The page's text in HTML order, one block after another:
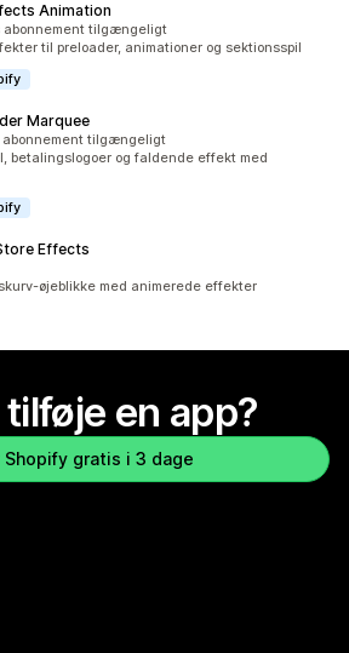
Animation
alt
abonnement tilgængeligt
til preloader, animationer og sektionsspil
Marquee
abonnement tilgængeligt
betalingslogoer og faldende effekt med
Effects
øjeblikke med animerede effekter
en app?
Shopify gratis i 3 dage